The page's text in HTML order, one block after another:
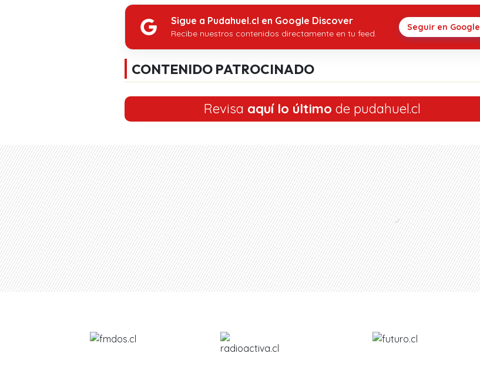
Sigue a Pudahuel.cl en Google Discover
Recibe nuestros contenidos directamente en tu feed.
Seguir en Google
CONTENIDO PATROCINADO
Revisa aquí lo último de pudahuel.cl